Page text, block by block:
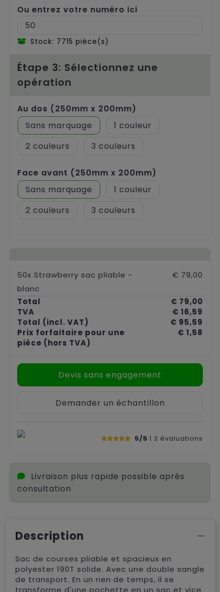
Ou entrez votre numéro ici
Stock: 7715 pièce(s)
Étape 3: Sélectionnez une
opération
Au dos (250mm x 200mm)
Sans marquage
1
2
3
Face avant (250mm x 200mm)
Sans marquage
1
2
3
50x Strawberry sac pliable -
blanc
€ 79,00
Total
€ 79,00
TVA
€ 16,59
Total (incl. VAT)
€ 95,59
Prix forfaitaire pour une
pièce (hors TVA)
€ 1,58
Devis sans engagement
Demander un échantillon
5/5 | 3 évaluations
Livraison plus rapide possible après
consultation
Description
Sac de courses pliable et spacieux en
polyester 190T solide. Avec une double sangle
de transport. En un rien de temps, il se
transforme d'une pochette en un sac et vice